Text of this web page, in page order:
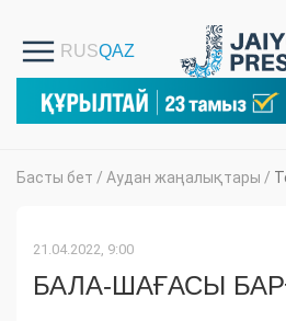
Басты бет / Аудан жаңалықтары /
21.04.2022, 9:00
БАЛА-ШАҒАСЫ